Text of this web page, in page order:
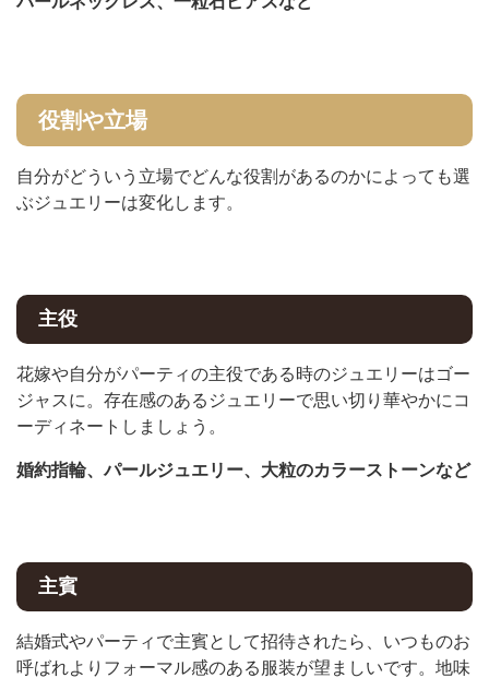
役割や立場
自分がどういう立場でどんな役割があるのかによっても選
ぶジュエリーは変化します。
主役
花嫁や自分がパーティの主役である時のジュエリーはゴー
ジャスに。存在感のあるジュエリーで思い切り華やかにコ
ーディネートしましょう。
婚約指輪、パールジュエリー、大粒のカラーストーンなど
主賓
結婚式やパーティで主賓として招待されたら、いつものお
呼ばれよりフォーマル感のある服装が望ましいです。地味